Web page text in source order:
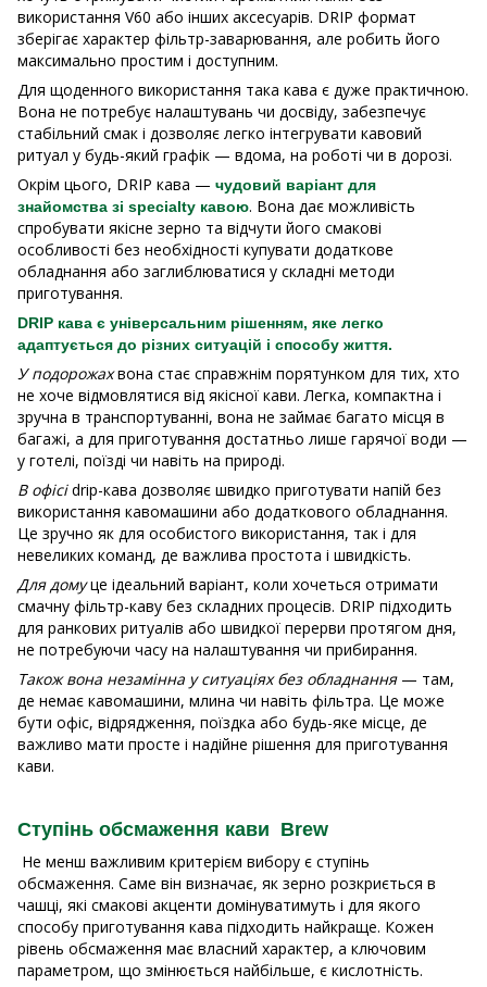
використання V60 або інших аксесуарів. DRIP формат
зберігає характер фільтр-заварювання, але робить його
максимально простим і доступним.
Для щоденного використання така кава є дуже практичною.
Вона не потребує налаштувань чи досвіду, забезпечує
стабільний смак і дозволяє легко інтегрувати кавовий
ритуал у будь-який графік — вдома, на роботі чи в дорозі.
Окрім цього, DRIP кава — чудовий варіант для
знайомства зі specialty кавою. Вона дає можливість
спробувати якісне зерно та відчути його смакові
особливості без необхідності купувати додаткове
обладнання або заглиблюватися у складні методи
приготування.
DRIP кава є універсальним рішенням, яке легко
адаптується до різних ситуацій і способу життя.
У подорожахвона стає справжнім порятунком для тих, хто
не хоче відмовлятися від якісної кави. Легка, компактна і
зручна в транспортуванні, вона не займає багато місця в
багажі, а для приготування достатньо лише гарячої води —
у готелі, поїзді чи навіть на природі.
В офісіdrip-кава дозволяє швидко приготувати напій без
використання кавомашини або додаткового обладнання.
Це зручно як для особистого використання, так і для
невеликих команд, де важлива простота і швидкість.
Для домуце ідеальний варіант, коли хочеться отримати
смачну фільтр-каву без складних процесів. DRIP підходить
для ранкових ритуалів або швидкої перерви протягом дня,
не потребуючи часу на налаштування чи прибирання.
Також вона незамінна у ситуаціях без обладнання — там,
де немає кавомашини, млина чи навіть фільтра. Це може
бути офіс, відрядження, поїздка або будь-яке місце, де
важливо мати просте і надійне рішення для приготування
кави.
Ступінь обсмаження кави Brew
Не менш важливим критерієм вибору є ступінь
обсмаження. Саме він визначає, як зерно розкриється в
чашці, які смакові акценти домінуватимуть і для якого
способу приготування кава підходить найкраще. Кожен
рівень обсмаження має власний характер, а ключовим
параметром, що змінюється найбільше, є кислотність.